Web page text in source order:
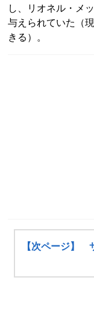
し、リオネル・メ
与えられていた（
きる）。
【次ページ】